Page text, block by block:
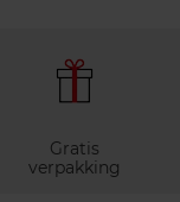
Gratis
verpakking